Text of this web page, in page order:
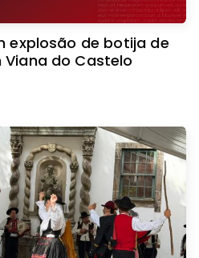
explosão de botija de
do Castelo